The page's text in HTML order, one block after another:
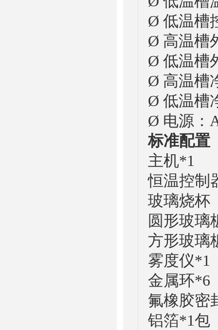
Ø 低温槽
Ø 高温槽
Ø 低温槽
Ø 高温槽
Ø 低温槽
Ø 电源：
标准配置
主机*1
恒温控制
玻璃烧杯
圆形玻璃
方形玻璃
雾度仪*1
金属环*6
氟橡胶密
铝箔*1包